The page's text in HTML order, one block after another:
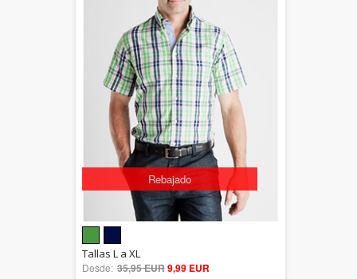
Rebajado
out of 5
Tallas L a XL
Desde: 35,95 EUR9,99 EUR